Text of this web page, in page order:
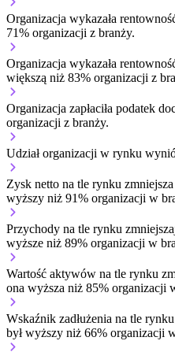
Organizacja wykazała
71% organizacji z branży.
Organizacja wykazała
większą niż 83% organizacji z
Organizacja zapłaciła podatek
organizacji z branży.
Udział organizacji w rynku
Zysk netto na tle rynku
wyższy niż 91% organizacji w
Przychody na tle rynku
wyższe niż 89% organizacji w
Wartość aktywów na tle rynku
ona wyższa niż 85% organizacji
Wskaźnik zadłużenia na tle rynku
był wyższy niż 66% organizacji